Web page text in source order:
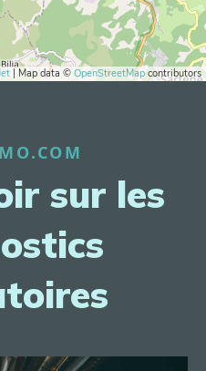
| Map data ©OpenStreetMap contributors
sur les